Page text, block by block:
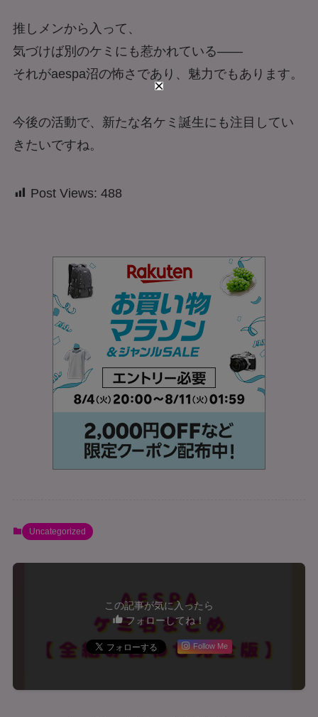
推しメンから入って、
気づけば別のケミにも惹かれている――
それがaespa沼の怖さであり、魅力でもあります。
今後の活動で、新たな名ケミ誕生にも注目してい
きたいですね。
Post Views: 488
Uncategorized
この記事が気に入ったら
フォローしてね！
Follow Me